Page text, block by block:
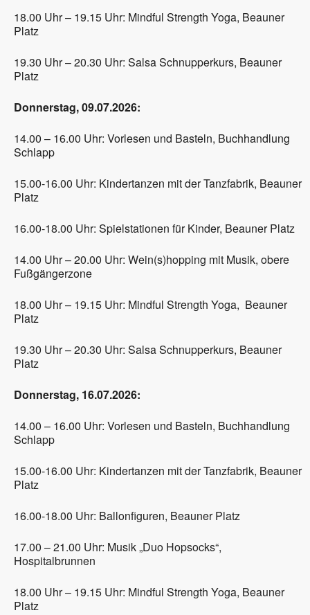
18.00 Uhr – 19.15 Uhr: Mindful Strength Yoga, Beauner
Platz
19.30 Uhr – 20.30 Uhr: Salsa Schnupperkurs, Beauner
Platz
Donnerstag, 09.07.2026:
14.00 – 16.00 Uhr: Vorlesen und Basteln, Buchhandlung
Schlapp
15.00-16.00 Uhr: Kindertanzen mit der Tanzfabrik, Beauner
Platz
16.00-18.00 Uhr: Spielstationen für Kinder, Beauner Platz
14.00 Uhr – 20.00 Uhr: Wein(s)hopping mit Musik, obere
Fußgängerzone
18.00 Uhr – 19.15 Uhr: Mindful Strength Yoga, Beauner
Platz
19.30 Uhr – 20.30 Uhr: Salsa Schnupperkurs, Beauner
Platz
Donnerstag, 16.07.2026:
14.00 – 16.00 Uhr: Vorlesen und Basteln, Buchhandlung
Schlapp
15.00-16.00 Uhr: Kindertanzen mit der Tanzfabrik, Beauner
Platz
16.00-18.00 Uhr: Ballonfiguren, Beauner Platz
17.00 – 21.00 Uhr: Musik „Duo Hopsocks“,
Hospitalbrunnen
18.00 Uhr – 19.15 Uhr: Mindful Strength Yoga, Beauner
Platz